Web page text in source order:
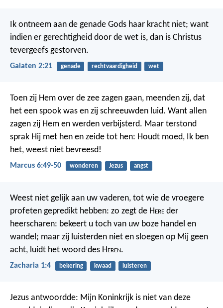
Ik ontneem aan de genade Gods haar kracht niet; want
indien er gerechtigheid door de wet is, dan is Christus
tevergeefs gestorven.
Galaten 2:21 genade rechtvaardigheid wet
Toen zij Hem over de zee zagen gaan, meenden zij, dat
het een spook was en zij schreeuwden luid. Want allen
zagen zij Hem en werden verbijsterd. Maar terstond
sprak Hij met hen en zeide tot hen: Houdt moed, Ik ben
het, weest niet bevreesd!
Marcus 6:49-50 wonderen Jezus angst
Weest niet gelijk aan uw vaderen, tot wie de vroegere
profeten gepredikt hebben: zo zegt de Here der
heerscharen: bekeert u toch van uw boze handel en
wandel; maar zij luisterden niet en sloegen op Mij geen
acht, luidt het woord des Heren.
Zacharia 1:4 bekering kwaad luisteren
Jezus antwoordde: Mijn Koninkrijk is niet van deze